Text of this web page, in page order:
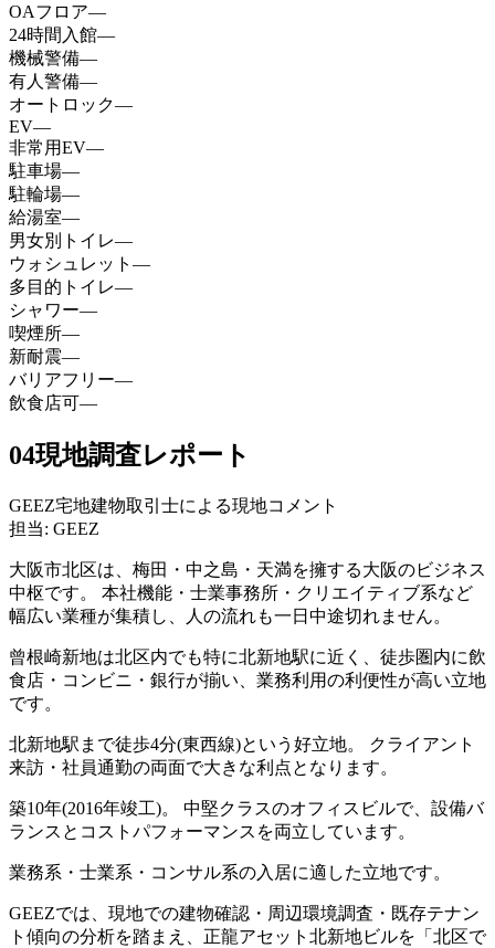
OAフロア—
24時間入館—
機械警備—
有人警備—
オートロック—
EV—
非常用EV—
駐車場—
駐輪場—
給湯室—
男女別トイレ—
ウォシュレット —
多目的トイレ—
シャワー—
喫煙所—
新耐震—
バリアフリー—
飲食店可—
04現地調査レポート
GEEZ宅地建物取引士による現地コメント
担当: GEEZ
大阪市北区は、梅田・中之島・天満を擁する大阪のビジネス
中枢です。 本社機能・士業事務所・クリエイティブ系など
幅広い業種が集積し、人の流れも一日中途切れません。
曾根崎新地は北区内でも特に北新地駅に近く、徒歩圏内に飲
食店・コンビニ・銀行が揃い、業務利用の利便性が高い立地
です。
北新地駅まで徒歩4分(東西線)という好立地。 クライアント
来訪・社員通勤の両面で大きな利点となります。
築10年(2016年竣工)。 中堅クラスのオフィスビルで、設備バ
ランスとコストパフォーマンスを両立しています。
業務系・士業系・コンサル系の入居に適した立地です。
GEEZでは、現地での建物確認・周辺環境調査・既存テナン
ト傾向の分析を踏まえ、正龍アセット北新地ビルを「北区で